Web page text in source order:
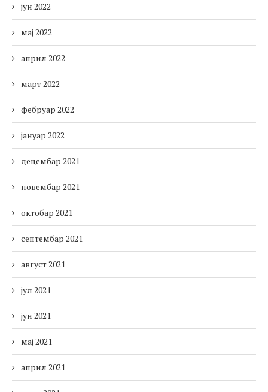
јун 2022
мај 2022
април 2022
март 2022
фебруар 2022
јануар 2022
децембар 2021
новембар 2021
октобар 2021
септембар 2021
август 2021
јул 2021
јун 2021
мај 2021
април 2021